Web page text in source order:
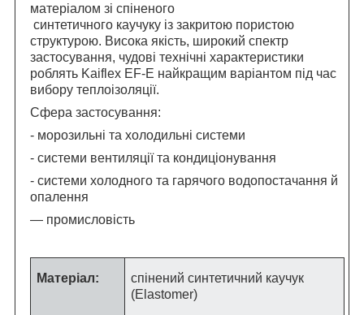
матеріалом зі спіненого
синтетичного каучуку із закритою пористою
структурою. Висока якість, широкий спектр
застосування, чудові технічні характеристики
роблять Kaiflex EF-E найкращим варіантом під час
вибору теплоізоляції.
Сфера застосування:
- морозильні та холодильні системи
- системи вентиляції та кондиціонування
- системи холодного та гарячого водопостачання й
опалення
— промисловість
Матеріал:
спінений синтетичний каучук
(Elastomer)